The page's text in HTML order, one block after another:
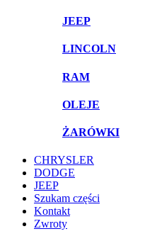
JEEP
LINCOLN
RAM
OLEJE
ŻARÓWKI
CHRYSLER
DODGE
JEEP
Szukam części
Kontakt
Zwroty